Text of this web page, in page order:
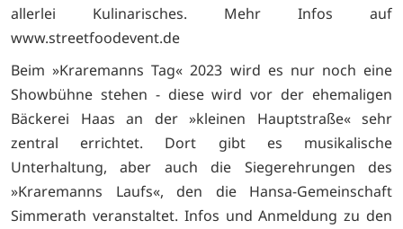
allerlei Kulinarisches. Mehr Infos auf
www.streetfoodevent.de
Beim »Kraremanns Tag« 2023 wird es nur noch eine
Showbühne stehen - diese wird vor der ehemaligen
Bäckerei Haas an der »kleinen Hauptstraße« sehr
zentral errichtet. Dort gibt es musikalische
Unterhaltung, aber auch die Siegerehrungen des
»Kraremanns Laufs«, den die Hansa-Gemeinschaft
Simmerath veranstaltet. Infos und Anmeldung zu den